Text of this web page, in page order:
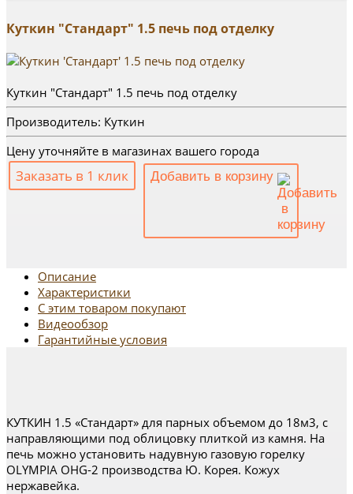
Куткин "Стандарт" 1.5 печь под отделку
Куткин "Стандарт" 1.5 печь под отделку
Производитель: Куткин
Цену уточняйте в магазинах вашего города
Заказать в 1 клик Добавить в корзину
Описание
Характеристики
С этим товаром покупают
Видеообзор
Гарантийные условия
КУТКИН 1.5 «Стандарт» для парных объемом до 18м3, с
направляющими под облицовку плиткой из камня. На
печь можно установить надувную газовую горелку
OLYMPIA OHG-2 производства Ю. Корея. Кожух
нержавейка.